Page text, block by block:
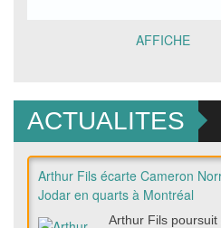
AFFICHE
ACTUALITES
Arthur Fils écarte Cameron
Jodar en quarts à Montréal
Arthur Fils